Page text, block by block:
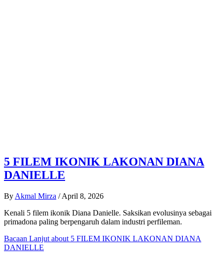
5 FILEM IKONIK LAKONAN DIANA
DANIELLE
By Akmal Mirza / April 8, 2026
Kenali 5 filem ikonik Diana Danielle. Saksikan evolusinya sebagai
primadona paling berpengaruh dalam industri perfileman.
Bacaan Lanjut about 5 FILEM IKONIK LAKONAN DIANA
DANIELLE